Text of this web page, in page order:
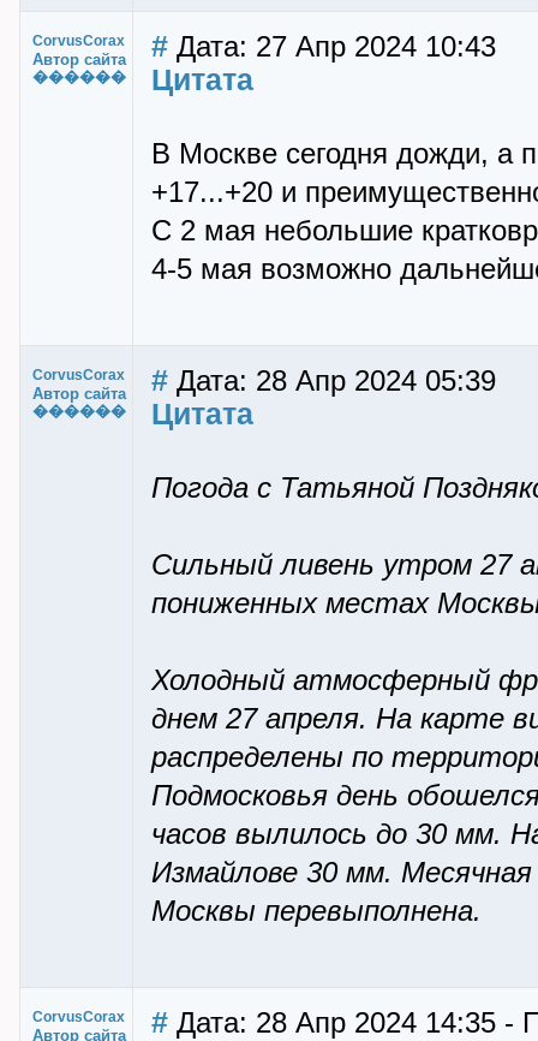
CorvusCorax
Автор сайта
������
# Дата: 27 Апр 2024 10:43
Цитата
В Москве сегодня дожди, а
+17...+20 и
С 2 мая небольшие
4-5 мая возможно
CorvusCorax
Автор сайта
������
# Дата: 28 Апр 2024 05:39
Цитата
Погода с Татьяной
Сильный ливень утром 27
пониженных местах
Холодный атмосферный
днем 27 апреля. На карте
распределены по
Подмосковья день
часов вылилось до 30 мм.
Измайлове 30 мм.
Москвы перевыполнена.
CorvusCorax
Автор сайта # Дата: 28 Апр 2024 14:35 -